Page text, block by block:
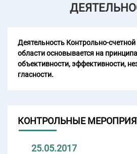
Деятельность Контрольно-
области основывается на
объективности, эффективности,
гласности.
КОНТРОЛЬНЫЕ
25.05.2017